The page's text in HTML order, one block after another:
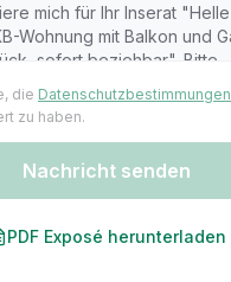
die Datenschutzbestimmungen
zu haben.
Nachricht senden
PDF Exposé herunterladen